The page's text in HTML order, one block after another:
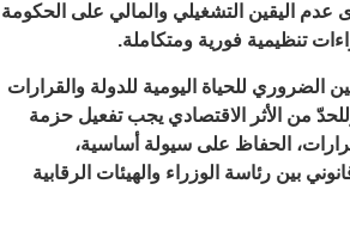
عدم اليقين التشغيلي والمالي على الحكومة
تنظيمية فورية ومتكاملة.
الضروري للحياة اليومية للدولة والقرارات
وللحدّ من الأثر الاقتصادي يجب تفعيل حزمة
الحفاظ على سيولة أساسية،
بين رئاسة الوزراء والهيئات الرقابية